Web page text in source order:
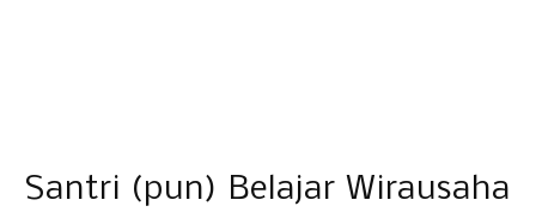
Santri (pun) Belajar Wirausaha